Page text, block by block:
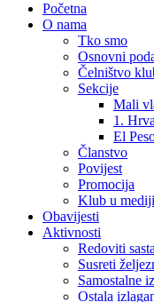
Početna
O nama
Tko smo
Osnovni
Čelništvo
Sekcije
Mali
1.
El
Članstvo
Povijest
Promocija
Klub u
Obavijesti
Aktivnosti
Redoviti
Susreti
Samostalne
Ostala